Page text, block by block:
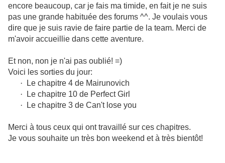
encore beaucoup, car je fais ma timide, en fait je ne suis
pas une grande habituée des forums ^^. Je voulais vous
dire que je suis ravie de faire partie de la team. Merci de
m'avoir accueillie dans cette aventure.
Et non, non je n'ai pas oublié! =)
Voici les sorties du jour:
·
Le chapitre 4 de Mairunovich
·
Le chapitre 10 de Perfect Girl
·
Le chapitre 3 de Can't lose you
Merci à tous ceux qui ont travaillé sur ces chapitres.
Je vous souhaite un très bon weekend et à très bientôt!